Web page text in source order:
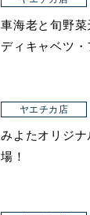
車海老と旬野
ディキャベツ
ヤエチカ店
みよたオリジ
場！